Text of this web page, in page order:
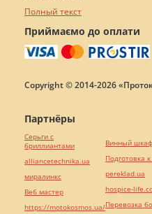
Полный текст
Приймаємо до оплати
Copyright © 2014-2026
Партнёры
Серьги с
бриллиантами
alliancetechnika.ua
миралинкс
Веб мастер
https://motokosmos.ua/
Винный шкаф
Подготовка
pereklad.ua
hospice-
Перевозка